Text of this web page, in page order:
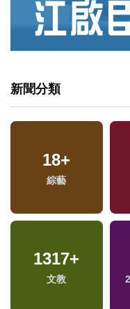
新聞分類
18+
綜藝
1317+
文教